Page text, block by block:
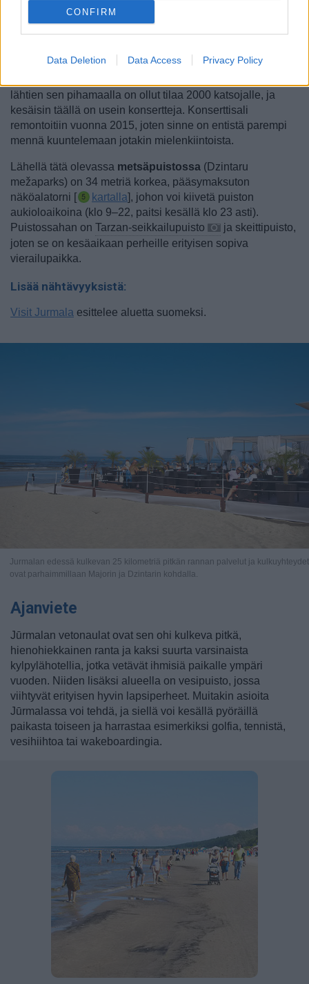
CONFIRM
Data Deletion Data Access Privacy Policy
iskussa, sillä sen remontti valmistui vuonna 2016.
Maapallon vieressä kannattaa kääntyä Turaidas-kadulle,
rantaa onDzintarin konserttitalo, joka on kauniissa, vuonna
lähtien sen pihamaalla on ollut tilaa 2000 katsojalle, ja
kesäisin täällä on usein konsertteja. Konserttisali
remontoitiin vuonna 2015, joten sinne on entistä parempi
mennä kuuntelemaan jotakin mielenkiintoista.
Lähellä tätä olevassa metsäpuistossa (Dzintaru
mežaparks) on 34 metriä korkea, pääsymaksuton
näköalatorni [
kartalla], johon voi kiivetä puiston
aukioloaikoina (klo 9–22, paitsi kesällä klo 23 asti).
Puistossahan on Tarzan-seikkailupuisto
ja skeittipuisto,
joten se on kesäaikaan perheille erityisen sopiva
vierailupaikka.
Lisää nähtävyyksistä:
Visit Jurmala esittelee aluetta suomeksi.
Jurmalan edessä kulkevan 25 kilometriä pitkän rannan palvelut ja kulkuyhteydet
ovat parhaimmillaan Majorin ja Dzintarin kohdalla.
Ajanviete
Jūrmalan vetonaulat ovat sen ohi kulkeva pitkä,
hienohiekkainen ranta ja kaksi suurta varsinaista
kylpylähotellia, jotka vetävät ihmisiä paikalle ympäri
vuoden. Niiden lisäksi alueella on vesipuisto, jossa
viihtyvät erityisen hyvin lapsiperheet. Muitakin asioita
Jūrmalassa voi tehdä, ja siellä voi kesällä pyöräillä
paikasta toiseen ja harrastaa esimerkiksi golfia, tennistä,
vesihiihtoa tai wakeboardingia.